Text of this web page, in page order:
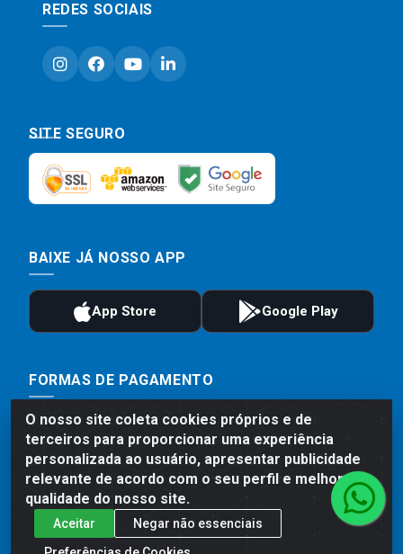
O nosso site coleta cookies próprios e de
terceiros para proporcionar uma experiência
personalizada ao usuário, apresentar publicidade
relevante de acordo com o seu perfil e melhorar a
qualidade do nosso site.
Aceitar
Negar não essenciais
REDES SOCIAIS
SITE SEGURO
BAIXE JÁ NOSSO APP
FORMAS DE PAGAMENTO